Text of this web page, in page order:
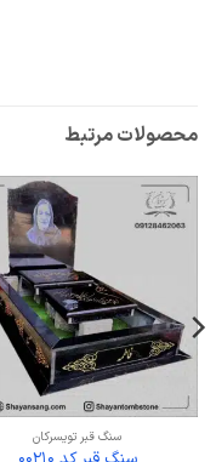
محصولات مرتبط
سنگ قبر تویسرکان